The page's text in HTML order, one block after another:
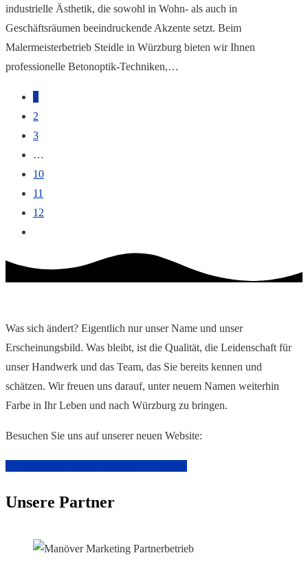
industrielle Ästhetik, die sowohl in Wohn- als auch in
Geschäftsräumen beeindruckende Akzente setzt. Beim
Malermeisterbetrieb Steidle in Würzburg bieten wir Ihnen
professionelle Betonoptik-Techniken,…
1
2
3
…
10
11
12
Was sich ändert? Eigentlich nur unser Name und unser
Erscheinungsbild. Was bleibt, ist die Qualität, die Leidenschaft für
unser Handwerk und das Team, das Sie bereits kennen und
schätzen. Wir freuen uns darauf, unter neuem Namen weiterhin
Farbe in Ihr Leben und nach Würzburg zu bringen.
Besuchen Sie uns auf unserer neuen Website:
Unsere Partner